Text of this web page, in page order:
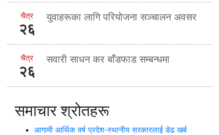
चैत्र
२६
युवाहरूका लागि परियोजना सञ्चालन अवसर
चैत्र
२६
सवारी साधन कर बाँडफाड सम्बन्धमा
समाचार श्रोतहरू
आगामी आर्थिक वर्ष प्रदेश-स्थानीय सरकारलाई डेढ खर्ब